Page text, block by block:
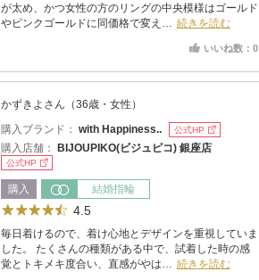
が太め、かつ女性の方のリングの中央模様はゴールド
やピンクゴールドに同価格で変え… 続きを読む
いいね数：0
かずきよさん（36歳・女性）
購入ブランド： with Happiness.. 公式HP
購入店舗： BIJOUPIKO(ビジュピコ) 銀座店
公式HP
購入 結婚指輪
4.5
毎日着けるので、着け心地とデザインを重視していま
した。 たくさんの種類がある中で、試着した時の感
覚とトキメキ度合い、直感がやは… 続きを読む